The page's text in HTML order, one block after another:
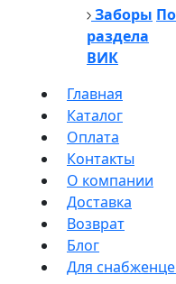
Заборы
раздела
ВИК
Главная
Каталог
Оплата
Контакты
О компании
Доставка
Возврат
Блог
Для